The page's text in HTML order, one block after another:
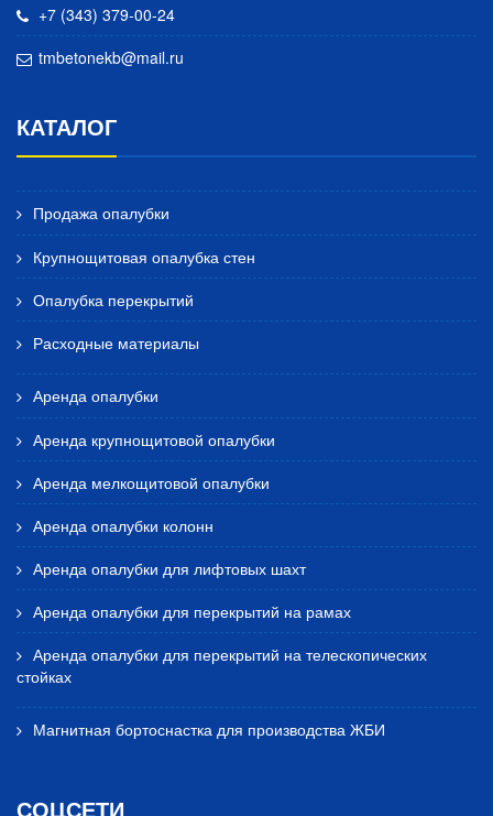
+7 (343) 379-00-24
tmbetonekb@mail.ru
КАТАЛОГ
Продажа опалубки
Крупнощитовая опалубка стен
Опалубка перекрытий
Расходные материалы
Аренда опалубки
Аренда крупнощитовой опалубки
Аренда мелкощитовой опалубки
Аренда опалубки колонн
Аренда опалубки для лифтовых шахт
Аренда опалубки для перекрытий на рамах
Аренда опалубки для перекрытий на телескопических
стойках
Магнитная бортоснастка для производства ЖБИ
СОЦСЕТИ